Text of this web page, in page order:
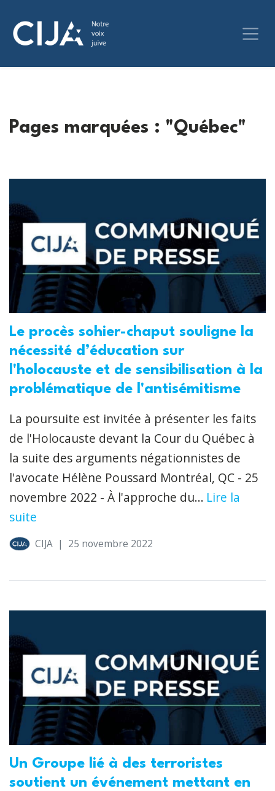
Pages marquées : "Québec"
Le procès sohier-chaput souligne la
nécessité d’éducation sur
l'holocauste et de sensibilisation à la
problématique de l'antisémitisme
La poursuite est invitée à présenter les faits
de l'Holocauste devant la Cour du Québec à
la suite des arguments négationnistes de
l'avocate Hélène Poussard Montréal, QC - 25
novembre 2022 - À l'approche du... Lire la
suite
CIJA | 25 novembre 2022
Un Groupe lié à des terroristes
soutient un événement mettant en